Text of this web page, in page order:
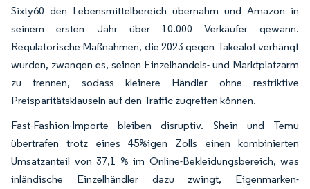
Sixty60 den Lebensmittelbereich übernahm und Amazon in
seinem ersten Jahr über 10.000 Verkäufer gewann.
Regulatorische Maßnahmen, die 2023 gegen Takealot verhängt
wurden, zwangen es, seinen Einzelhandels- und Marktplatzarm
zu trennen, sodass kleinere Händler ohne restriktive
Preisparitätsklauseln auf den Traffic zugreifen können.
Fast-Fashion-Importe bleiben disruptiv. Shein und Temu
übertrafen trotz eines 45%igen Zolls einen kombinierten
Umsatzanteil von 37,1 % im Online-Bekleidungsbereich, was
inländische Einzelhändler dazu zwingt, Eigenmarken-